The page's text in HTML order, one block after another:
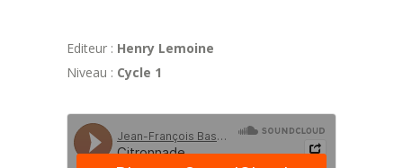
Editeur : Henry Lemoine
Niveau : Cycle 1